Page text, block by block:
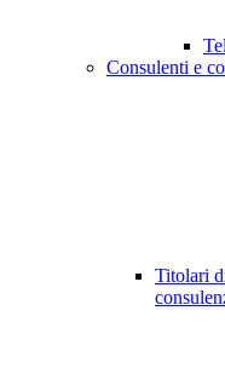
Consulenti e
Titolari